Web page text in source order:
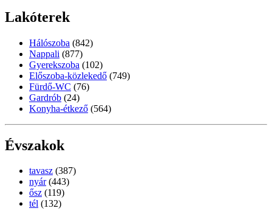
Lakóterek
Hálószoba (842)
Nappali (877)
Gyerekszoba (102)
Előszoba-közlekedő (749)
Fürdő-WC (76)
Gardrób (24)
Konyha-étkező (564)
Évszakok
tavasz (387)
nyár (443)
ősz (119)
tél (132)